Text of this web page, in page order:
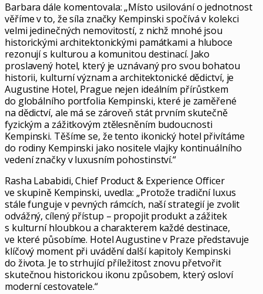
Barbara dále komentovala: „Místo usilování o jednotnost
věříme v to, že síla značky Kempinski spočívá v kolekci
velmi jedinečných nemovitostí, z nichž mnohé jsou
historickými architektonickými památkami a hluboce
rezonují s kulturou a komunitou destinací. Jako
proslavený hotel, který je uznávaný pro svou bohatou
historii, kulturní význam a architektonické dědictví, je
Augustine Hotel, Prague nejen ideálním přírůstkem
do globálního portfolia Kempinski, které je zaměřené
na dědictví, ale má se zároveň stát prvním skutečně
fyzickým a zážitkovým ztělesněním budoucnosti
Kempinski. Těšíme se, že tento ikonický hotel přivítáme
do rodiny Kempinski jako nositele vlajky kontinuálního
vedení značky v luxusním pohostinství.“
Rasha Lababidi, Chief Product & Experience Officer
ve skupině Kempinski, uvedla: „Protože tradiční luxus
stále funguje v pevných rámcích, naší strategií je zvolit
odvážný, cílený přístup – propojit produkt a zážitek
s kulturní hloubkou a charakterem každé destinace,
ve které působíme. Hotel Augustine v Praze představuje
klíčový moment při uvádění další kapitoly Kempinski
do života. Je to strhující příležitost znovu přetvořit
skutečnou historickou ikonu způsobem, který osloví
moderní cestovatele.“